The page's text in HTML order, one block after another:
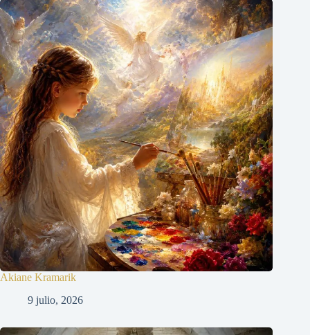
Akiane Kramarik
9 julio, 2026